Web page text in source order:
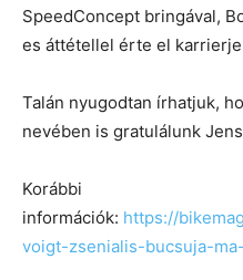
SpeedConcept bringával,
es áttétellel érte el
Talán nyugodtan írhatjuk,
nevében is gratulálunk
Korábbi
információk: https://
voigt-zsenialis-bucsuja-